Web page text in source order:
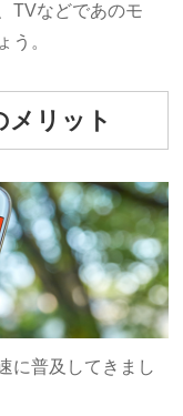
TVなどであのモ
う。
リット
に普及してきまし